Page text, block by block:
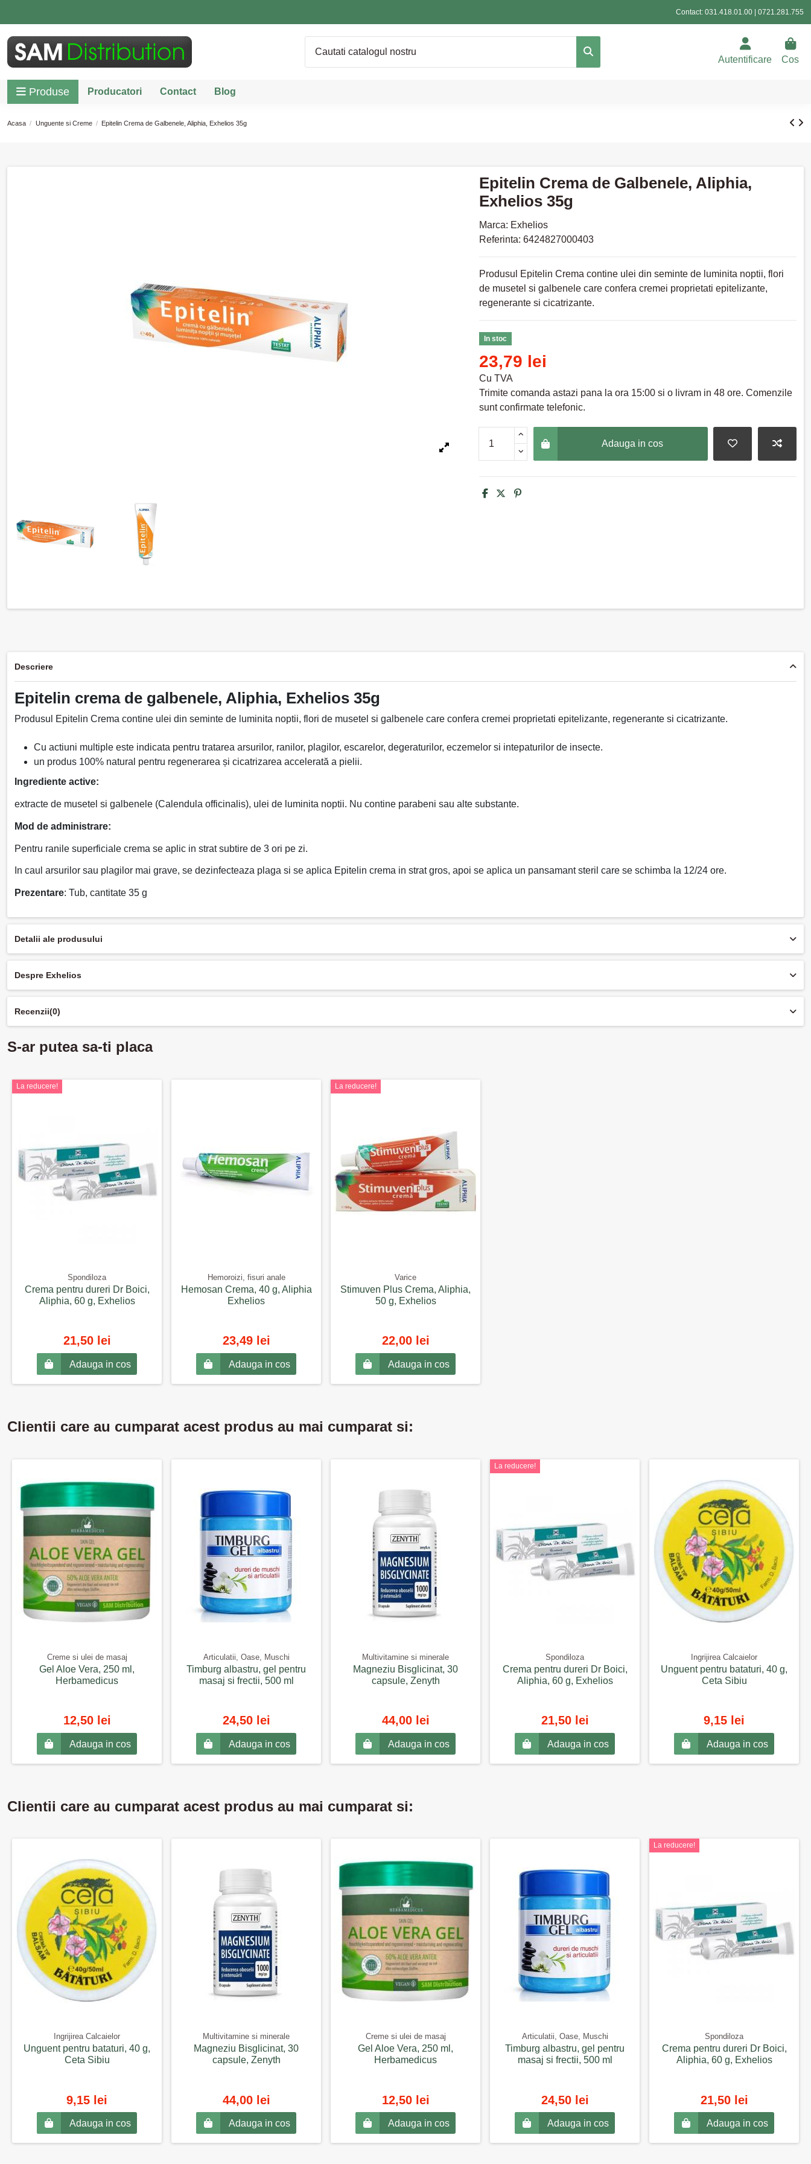
Contact: 031.418.01.00 0721.281.755
Autentificare Cos
Produse Producatori Contact Blog
Acasa Unguente si Creme Epitelin Crema de Galbenele, Aliphia, Exhelios 35g
Epitelin Crema de Galbenele, Aliphia,
Exhelios 35g
Marca: Exhelios
Referinta: 6424827000403
Produsul Epitelin Crema contine ulei din seminte de luminita noptii, flori
de musetel si galbenele care confera cremei proprietati epitelizante,
regenerante si cicatrizante.
In stoc
23,79 lei
Cu TVA
Trimite comanda astazi pana la ora 15:00 si o livram in 48 ore. Comenzile
sunt confirmate telefonic.
Adauga in cos
Descriere
Epitelin crema de galbenele, Aliphia, Exhelios 35g
Produsul Epitelin Crema contine ulei din seminte de luminita noptii, flori de musetel si galbenele care confera cremei proprietati epitelizante, regenerante si cicatrizante.
Cu actiuni multiple este indicata pentru tratarea arsurilor, ranilor, plagilor, escarelor, degeraturilor, eczemelor si intepaturilor de insecte.
un produs 100% natural pentru regenerarea și cicatrizarea accelerată a pielii.
Ingrediente active:
extracte de musetel si galbenele (Calendula officinalis), ulei de luminita noptii. Nu contine parabeni sau alte substante.
Mod de administrare:
Pentru ranile superficiale crema se aplic in strat subtire de 3 ori pe zi.
In caul arsurilor sau plagilor mai grave, se dezinfecteaza plaga si se aplica Epitelin crema in strat gros, apoi se aplica un pansamant steril care se schimba la 12/24 ore.
Prezentare: Tub, cantitate 35 g
Detalii ale produsului
Despre Exhelios
Recenzii(0)
S-ar putea sa-ti placa
La reducere!
Spondiloza
Crema pentru dureri Dr Boici,
Aliphia, 60 g, Exhelios
21,50 lei
Adauga in cos
Hemoroizi, fisuri anale
Hemosan Crema, 40 g, Aliphia
Exhelios
23,49 lei
Adauga in cos
La reducere!
Varice
Stimuven Plus Crema, Aliphia,
50 g, Exhelios
22,00 lei
Adauga in cos
Clientii care au cumparat acest produs au mai cumparat si:
Creme si ulei de masaj
Gel Aloe Vera, 250 ml,
Herbamedicus
12,50 lei
Adauga in cos
Articulatii, Oase, Muschi
Timburg albastru, gel pentru
masaj si frectii, 500 ml
24,50 lei
Adauga in cos
Multivitamine si minerale
Magneziu Bisglicinat, 30
capsule, Zenyth
44,00 lei
Adauga in cos
La reducere!
Spondiloza
Crema pentru dureri Dr Boici,
Aliphia, 60 g, Exhelios
21,50 lei
Adauga in cos
Ingrijirea Calcaielor
Unguent pentru bataturi, 40 g,
Ceta Sibiu
9,15 lei
Adauga in cos
Clientii care au cumparat acest produs au mai cumparat si:
Ingrijirea Calcaielor
Unguent pentru bataturi, 40 g,
Ceta Sibiu
9,15 lei
Adauga in cos
Multivitamine si minerale
Magneziu Bisglicinat, 30
capsule, Zenyth
44,00 lei
Adauga in cos
Creme si ulei de masaj
Gel Aloe Vera, 250 ml,
Herbamedicus
12,50 lei
Adauga in cos
Articulatii, Oase, Muschi
Timburg albastru, gel pentru
masaj si frectii, 500 ml
24,50 lei
Adauga in cos
La reducere!
Spondiloza
Crema pentru dureri Dr Boici,
Aliphia, 60 g, Exhelios
21,50 lei
Adauga in cos